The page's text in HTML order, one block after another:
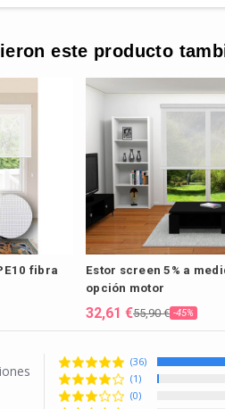
este producto
fibra
Estor screen 5% a
opción motor
32,61 €55,90 € -45%
(36)
(1)
(0)